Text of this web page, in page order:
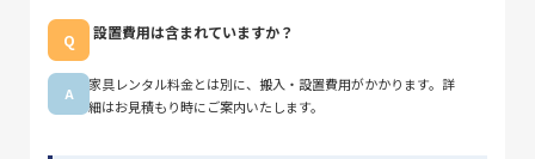
設置費用は含まれていますか？
家具レンタル料金とは別に、搬入・設置費用がかかります。詳
細はお見積もり時にご案内いたします。